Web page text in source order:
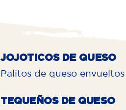
JOJOTICOS DE QUESO
Palitos de queso
TEQUEÑOS DE QUESO